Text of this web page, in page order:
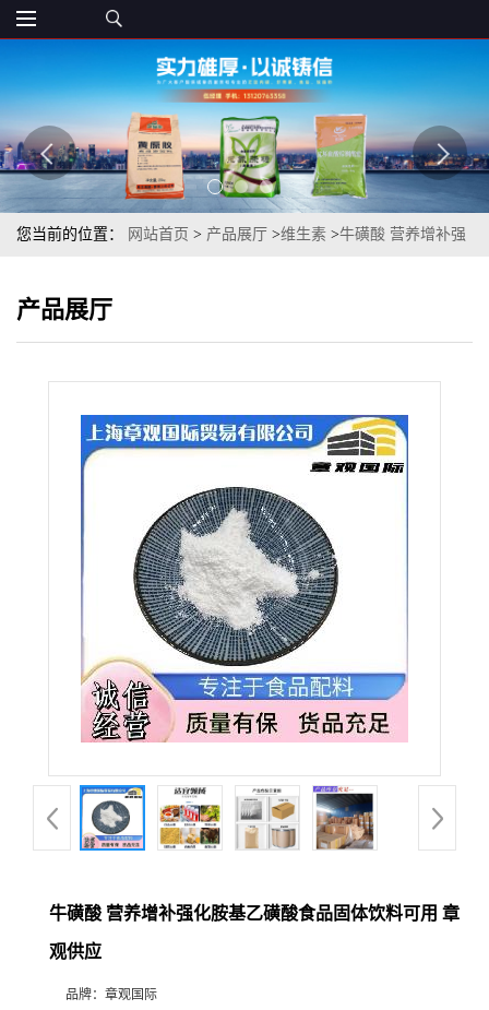
您当前的位置： 网站首页 > 产品展厅 >维生素 >牛磺酸 营养增补强
产品展厅
牛磺酸 营养增补强化胺基乙磺酸食品固体饮料可用 章
观供应
品牌： 章观国际